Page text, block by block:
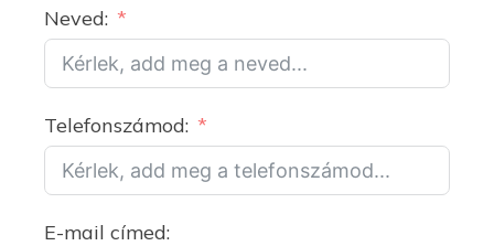
Neved:
Telefonszámod:
E-mail címed: